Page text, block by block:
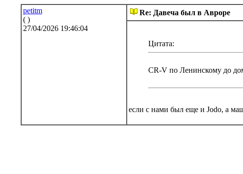
petitm
( )
27/04/2026 19:46:04
Re: Давеча был в Авроре
Цитата:
CR-V по Ленинскому до
если с нами был еще и Jodo, а